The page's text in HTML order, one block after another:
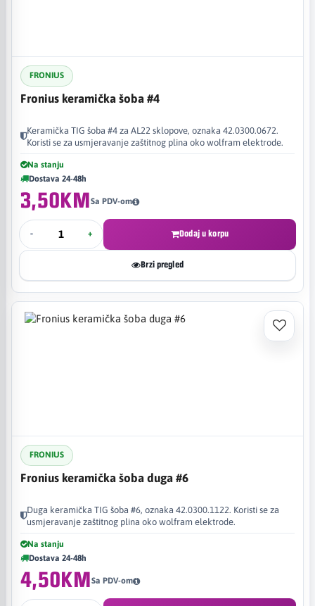
FRONIUS
Fronius keramička šoba #4
Keramička TIG šoba #4 za AL22 sklopove, oznaka 42.0300.0672.
Koristi se za usmjeravanje zaštitnog plina oko wolfram elektrode.
Na stanju
Dostava 24-48h
3,50KMSa PDV-om
- + Dodaj u korpu
Brzi pregled
FRONIUS
Fronius keramička šoba duga #6
Duga keramička TIG šoba #6, oznaka 42.0300.1122. Koristi se za
usmjeravanje zaštitnog plina oko wolfram elektrode.
Na stanju
Dostava 24-48h
4,50KMSa PDV-om